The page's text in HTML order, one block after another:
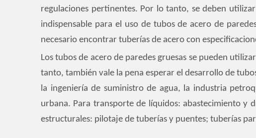
regulaciones pertinentes. Por lo tanto, se deben
indispensable para el uso de tubos de acero de
necesario encontrar tuberías de acero con
Los tubos de acero de paredes gruesas se pueden
tanto, también vale la pena esperar el desarrollo de
la ingeniería de suministro de agua, la industria
urbana. Para transporte de líquidos: abastecimiento y
estructurales: pilotaje de tuberías y puentes; tuberías